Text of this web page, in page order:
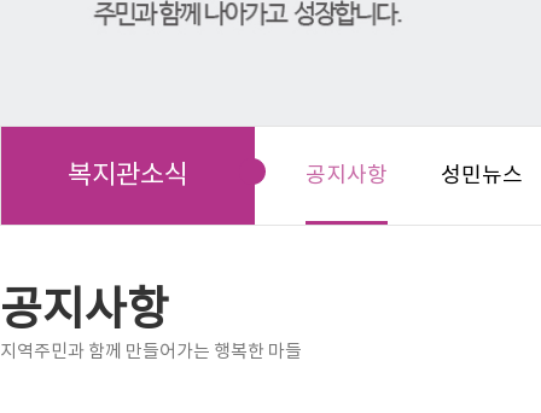
복지관소식 공지사항 성민뉴스
공지사항
지역주민과 함께 만들어가는 행복한 마들